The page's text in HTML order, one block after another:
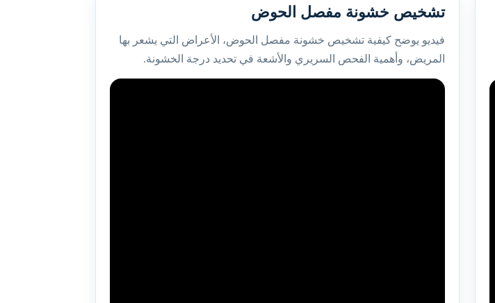
تشخيص خشونة مفصل الحوض
فيديو يوضح كيفية تشخيص خشونة مفصل الحوض، الأعراض التي يشعر بها
المريض، وأهمية الفحص السريري والأشعة في تحديد درجة الخشونة.